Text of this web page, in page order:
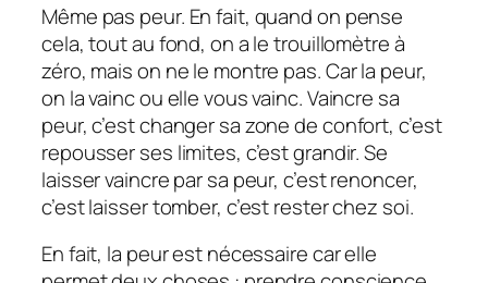
Même pas peur. En fait, quand on pense
cela, tout au fond, on a le trouillomètre à
zéro, mais on ne le montre pas. Car la peur,
on la vainc ou elle vous vainc. Vaincre sa
peur, c’est changer sa zone de confort, c’est
repousser ses limites, c’est grandir. Se
laisser vaincre par sa peur, c’est renoncer,
c’est laisser tomber, c’est rester chez soi.
En fait, la peur est nécessaire car elle